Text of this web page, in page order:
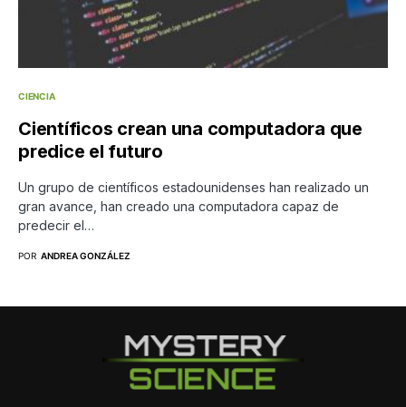
CIENCIA
Científicos crean una computadora que
predice el futuro
Un grupo de científicos estadounidenses han realizado un
gran avance, han creado una computadora capaz de
predecir el…
POR ANDREA GONZÁLEZ